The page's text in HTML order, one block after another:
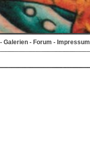
- Galerien - Forum - Impressum